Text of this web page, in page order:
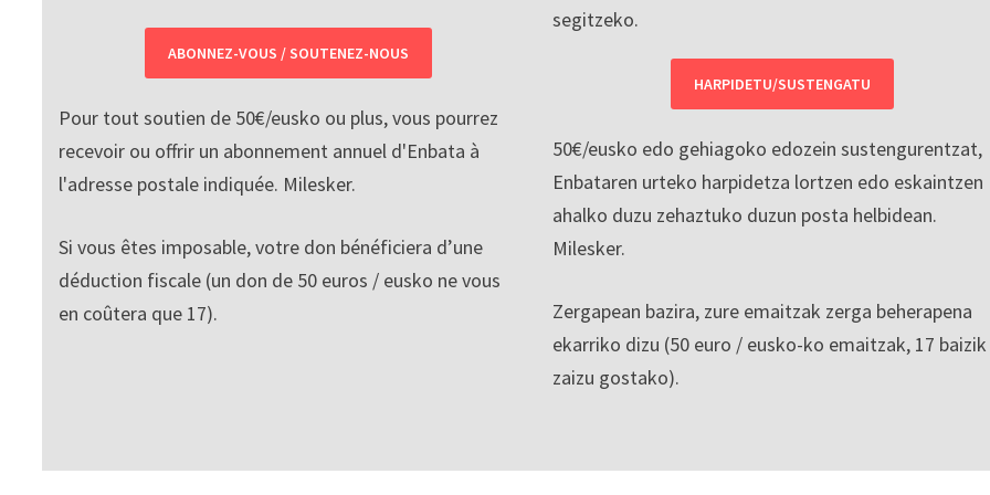
ABONNEZ-VOUS / SOUTENEZ-NOUS
Pour tout soutien de 50€/eusko ou plus, vous pourrez
recevoir ou offrir un abonnement annuel d'Enbata à
l'adresse postale indiquée. Milesker.
Si vous êtes imposable, votre don bénéficiera d’une
déduction fiscale (un don de 50 euros / eusko ne vous
en coûtera que 17).
segitzeko.
HARPIDETU/SUSTENGATU
50€/eusko edo gehiagoko edozein sustengurentzat,
Enbataren urteko harpidetza lortzen edo eskaintzen
ahalko duzu zehaztuko duzun posta helbidean.
Milesker.
Zergapean bazira, zure emaitzak zerga beherapena
ekarriko dizu (50 euro / eusko-ko emaitzak, 17 baizik
zaizu gostako).